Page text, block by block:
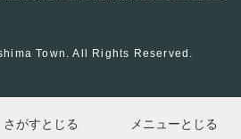
さがすとじる メニューとじる
Town. All Rights Reserved.